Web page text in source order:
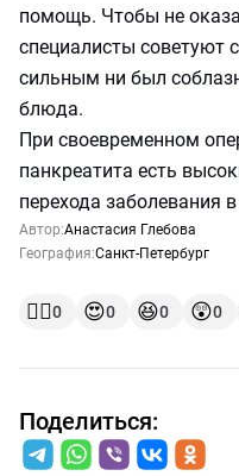
помощь. Чтобы не
специалисты советуют
сильным ни был
блюда.
При своевременном
панкреатита есть
перехода заболевания
Автор:Анастасия Глебова
География:Санкт-Петербург
👍🏻0 😍0 😆0 😲0
Поделиться: